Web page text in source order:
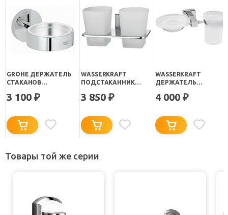
GROHE ДЕРЖАТЕЛЬ
СТАКАНОВ
3 100 ₽
WASSERKRAFT
ПОДСТАКАННИК
5028D"
3 850 ₽
WASSERKRAFT
ДЕРЖАТЕЛЬ
МЫЛЬНИЦЫ "LIPPE K-
4 000 ₽
Товары той же серии